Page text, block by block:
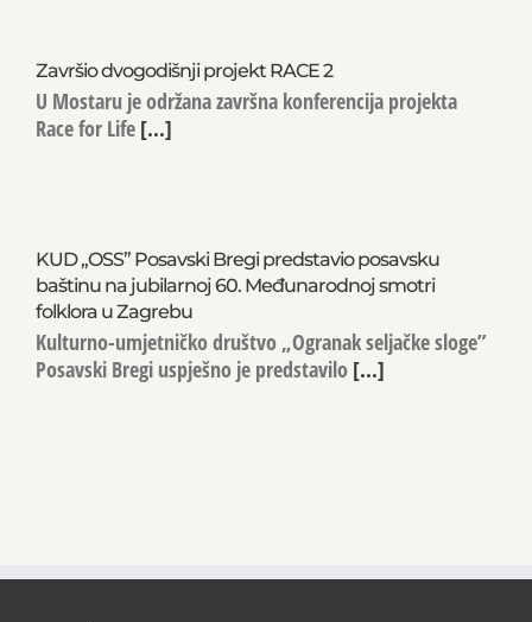
Završio dvogodišnji projekt RACE 2
U Mostaru je održana završna konferencija projekta
Race for Life [...]
KUD „OSS” Posavski Bregi predstavio posavsku
baštinu na jubilarnoj 60. Međunarodnoj smotri
folklora u Zagrebu
Kulturno-umjetničko društvo „Ogranak seljačke sloge”
Posavski Bregi uspješno je predstavilo [...]